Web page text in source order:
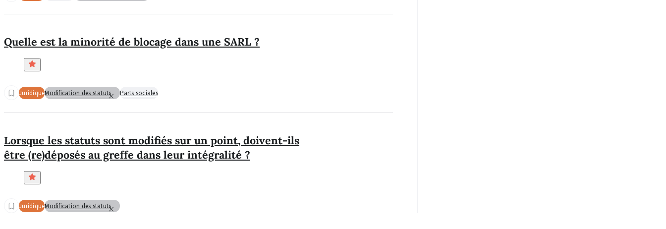
Quelle est la minorité de blocage dans une SARL ?
JuridiqueModification des statuts Parts sociales
Lorsque les statuts sont modifiés sur un point, doivent-ils
être (re)déposés au greffe dans leur intégralité ?
JuridiqueModification des statuts